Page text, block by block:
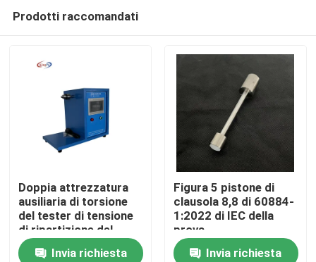
Prodotti raccomandati
Doppia attrezzatura
ausiliaria di torsione
del tester di tensione
di ripartizione del
tester di IEC 60851-5
Invia richiesta
Figura 5 pistone di
clausola 8,8 di 60884-
1:2022 di IEC della
prova
Invia richiesta